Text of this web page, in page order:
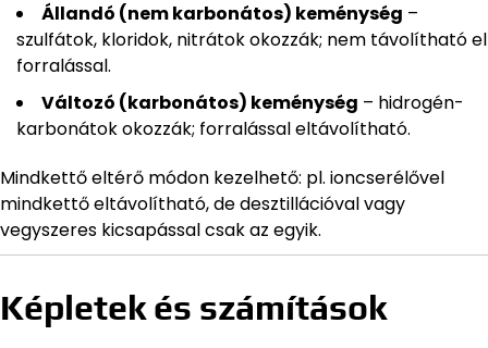
Állandó (nem karbonátos) keménység –
szulfátok, kloridok, nitrátok okozzák; nem távolítható el
forralással.
Változó (karbonátos) keménység – hidrogén-
karbonátok okozzák; forralással eltávolítható.
Mindkettő eltérő módon kezelhető: pl. ioncserélővel
mindkettő eltávolítható, de desztillációval vagy
vegyszeres kicsapással csak az egyik.
Képletek és számítások